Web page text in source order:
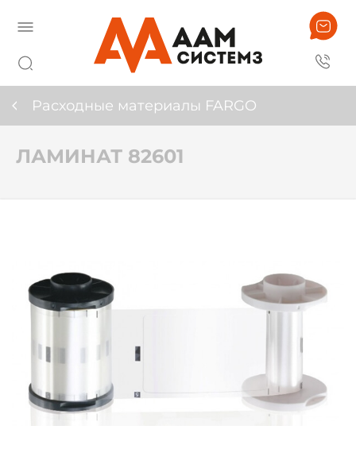
Расходные материалы FARGO
ЛАМИНАТ 82601